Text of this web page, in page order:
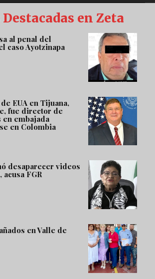
en Zeta
al penal del
caso Ayotzinapa
EUA en Tijuana,
fue director de
embajada
en Colombia
desaparecer videos
acusa FGR
en Valle de